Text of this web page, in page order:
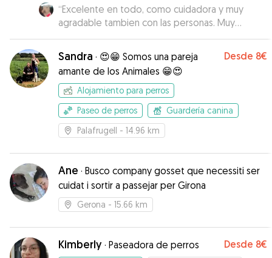
“Excelente en todo, como cuidadora y muy
agradable tambien con las personas. Muy
recomendable: 10”
Sandra · 😍😁 Somos una pareja
amante de los Animales 😁😍
Desde 8€
Alojamiento para perros
Paseo de perros
Guardería canina
Palafrugell - 14.96 km
Ane · Busco company gosset que necessiti ser
cuidat i sortir a passejar per Girona
Gerona - 15.66 km
Kimberly · Paseadora de perros Desde 8€